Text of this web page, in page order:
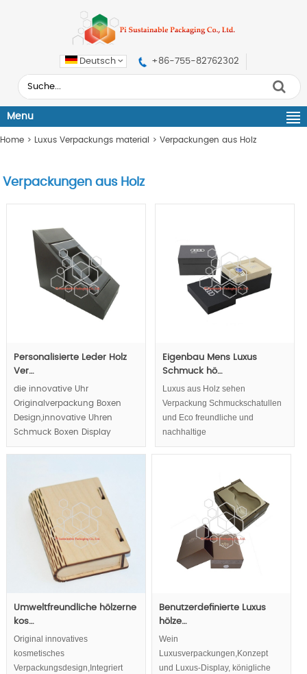
Deutsch +86-755-82762302
Menu
Home > Luxus Verpackungs material > Verpackungen aus Holz
Verpackungen aus Holz
Personalisierte Leder Holz
Ver…
die innovative Uhr
Originalverpackung Boxen
Design,innovative Uhren
Schmuck Boxen Display
Weise,Luxus Uhren Schmuck
Eigenbau Mens Luxus
Schmuck hö…
Luxus aus Holz sehen
Verpackung Schmuckschatullen
und Eco freundliche und
nachhaltige
Verpackungskonzepte als
Einwicklung von pure Holz
Zellstoff Phantasie Papier zu
dekorativen Schmuck
Verpackungen Geschenkboxen.
Kreative Farbabstimmung
Regelung vermeiden schwere
,
Umweltfreundliche hölzerne
kos…
Original innovatives
kosmetisches
Verpackungsdesign,Integriert
Benutzerdefinierte Luxus
hölze…
Wein
Luxusverpackungen,Konzept
und Luxus-Display, königliche